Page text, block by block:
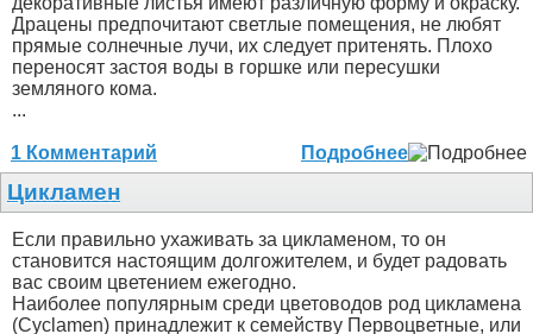
Драцены предпочитают светлые помещения, не любят
прямые солнечные лучи, их следует притенять. Плохо
переносят застоя воды в горшке или пересушки
земляного кома.
...
1 Комментарий Подробнее
Цикламен
Если правильно ухаживать за цикламеном, то он
становится настоящим долгожителем, и будет радовать
вас своим цветением ежегодно.
Наиболее популярным среди цветоводов род цикламена
(Cyclamen) принадлежит к семейству Первоцветные, или